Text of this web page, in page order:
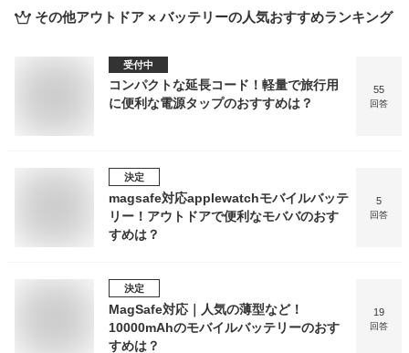
その他アウトドア × バッテリーの人気おすすめランキング
受付中
コンパクトな延長コード！軽量で旅行用
に便利な電源タップのおすすめは？
55
回答
決定
magsafe対応applewatchモバイルバッテ
リー！アウトドアで便利なモババのおす
すめは？
5
回答
決定
MagSafe対応｜人気の薄型など！
10000mAhのモバイルバッテリーのおす
すめは？
19
回答